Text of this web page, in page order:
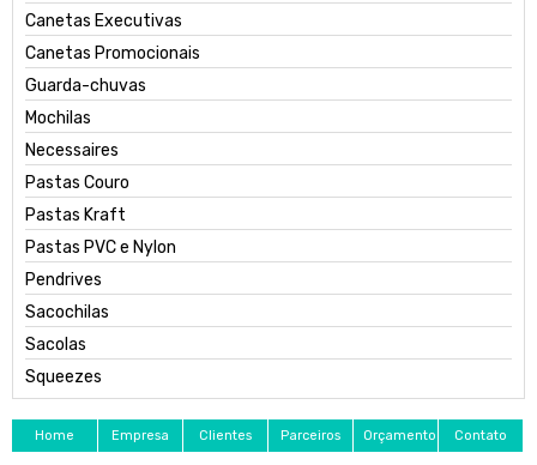
Canetas Executivas
Canetas Promocionais
Guarda-chuvas
Mochilas
Necessaires
Pastas Couro
Pastas Kraft
Pastas PVC e Nylon
Pendrives
Sacochilas
Sacolas
Squeezes
Home Empresa Clientes Parceiros Orçamento Contato